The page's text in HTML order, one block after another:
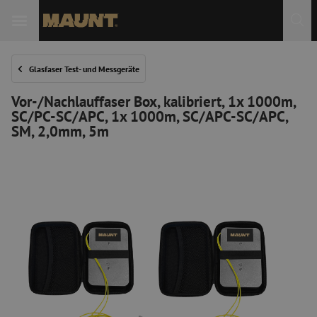
Glasfaser Test- und Messgeräte
Vor-/Nachlauffaser Box, kalibriert, 1x 1000m,
SC/PC-SC/APC, 1x 1000m, SC/APC-SC/APC,
SM, 2,0mm, 5m